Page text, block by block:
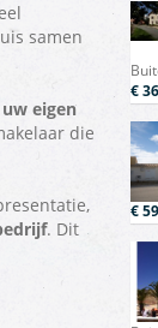
samen
eigen
die
. Dit
€
€